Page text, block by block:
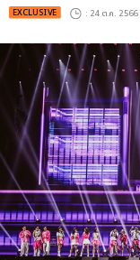
EXCLUSIVE : 24 ต.ค. 2566